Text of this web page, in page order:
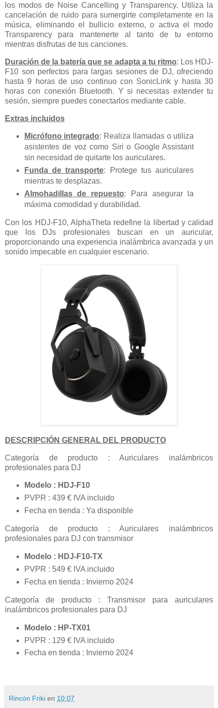
los modos de Noise Cancelling y Transparency. Utiliza la
cancelación de ruido para sumergirte completamente en la
música, eliminando el bullicio externo, o activa el modo
Transparency para mantenerte al tanto de tu entorno
mientras disfrutas de tus canciones.
Duración de la batería que se adapta a tu ritmo: Los HDJ-
F10 son perfectos para largas sesiones de DJ, ofreciendo
hasta 9 horas de uso continuo con SonicLink y hasta 30
horas con conexión Bluetooth. Y si necesitas extender tu
sesión, siempre puedes conectarlos mediante cable.
Extras incluidos
Micrófono integrado: Realiza llamadas o utiliza
asistentes de voz como Siri o Google Assistant
sin necesidad de quitarte los auriculares.
Funda de transporte: Protege tus auriculares
mientras te desplazas.
Almohadillas de repuesto: Para asegurar la
máxima comodidad y durabilidad.
Con los HDJ-F10, AlphaTheta redefine la libertad y calidad
que los DJs profesionales buscan en un auricular,
proporcionando una experiencia inalámbrica avanzada y un
sonido impecable en cualquier escenario.
DESCRIPCIÓN GENERAL DEL PRODUCTO
Categoría de producto : Auriculares inalámbricos
profesionales para DJ
Modelo : HDJ-F10
PVPR : 439 € IVA incluido
Fecha en tienda : Ya disponible
Categoría de producto : Auriculares inalámbricos
profesionales para DJ con transmisor
Modelo : HDJ-F10-TX
PVPR : 549 € IVA incluido
Fecha en tienda : Invierno 2024
Categoría de producto : Transmisor para auriculares
inalámbricos profesionales para DJ
Modelo : HP-TX01
PVPR : 129 € IVA incluido
Fecha en tienda : Invierno 2024
Rincón Friki en 10:07